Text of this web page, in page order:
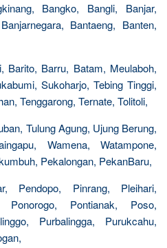
Bangko, Bangli, Banjar,
Bantaeng, Banten,
Barito, Barru, Batam, Meulaboh,
Sukoharjo, Tebing Tinggi,
Tenggarong, Ternate, Tolitoli,
Tulung Agung, Ujung Berung,
Wamena, Watampone,
Pekalongan, PekanBaru,
Pendopo, Pinrang, Pleihari,
Pontianak, Poso,
Purbalingga, Purukcahu,